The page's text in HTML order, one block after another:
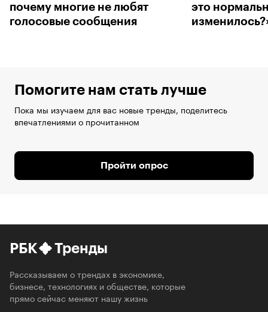
почему многие не любят
голосовые сообщения
это
Помогите нам стать лучше
Пока мы изучаем для вас новые тренды, поделитесь
впечатлениями о прочитанном
Пройти опрос
РБК Тренды
Рассказываем о трендах в экономике,
бизнесе, технологиях и обществе, которые
прямо сейчас меняют нашу жизнь